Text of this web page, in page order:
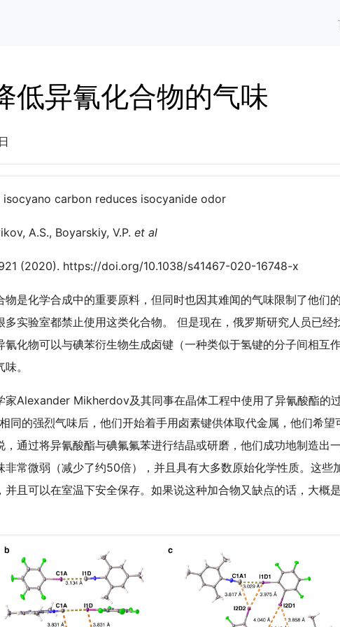
低异氰化合物的气味
carbon reduces isocyanide odor
A.S., Boyarskiy, V.P. et al
(2020). https://doi.org/10.1038/s41467-020-16748-x
是化学合成中的重要原料，但同时也因其难闻的气味限制了他们
实验室都禁止使用这类化合物。 但是现在，俄罗斯研究人员已经
化物可以与碘苯衍生物生成卤键（一种类似于氢键的分子间相互
。
家Alexander Mikherdov及其同事在晶体工程中使用了异氰酸酯的
同的强烈气味后，他们开始着手用卤素键供体取代金属，他们希望
通过将异氰酸酯与碘氟氟苯进行结晶或研磨，他们成功地制造出
常微弱（减少了约50倍），并且具有大多数原始化学性质。这些
且可以在室温下安全保存。如果说这种加合物又缺点的话，大概